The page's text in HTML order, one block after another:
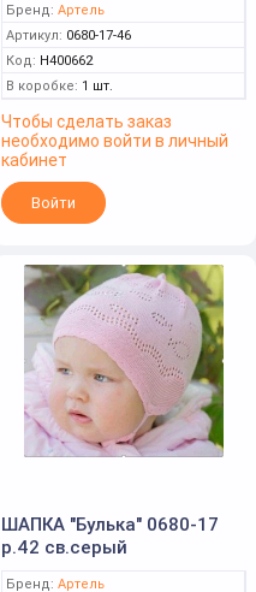
Бренд: Артель
Артикул: 0680-17-46
Код: Н400662
В коробке: 1 шт.
Чтобы сделать заказ
необходимо войти в личный
кабинет
Войти
ШАПКА "Булька" 0680-17
р.42 св.серый
Бренд: Артель